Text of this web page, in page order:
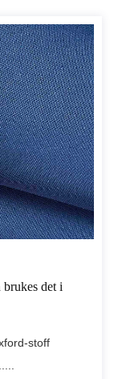
det i
stoff